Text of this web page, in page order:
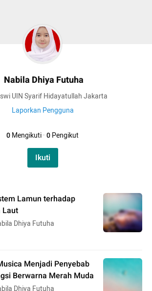
Nabila Dhiya Futuha
UIN Syarif Hidayatullah Jakarta
Laporkan Pengguna
0Mengikuti·0Pengikut
Ikuti
Lamun terhadap
Laut
Dhiya Futuha
Menjadi Penyebab
Berwarna Merah Muda
Dhiya Futuha